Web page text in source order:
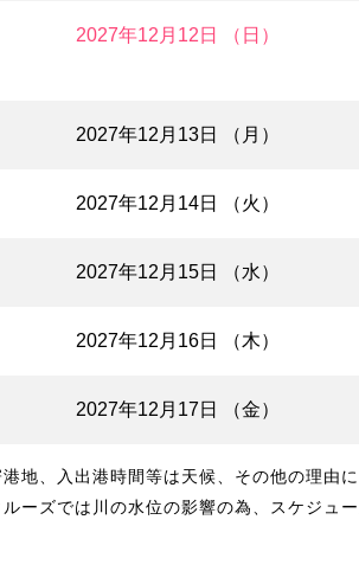
2027年12月12日 （日）
2027年12月13日 （月）
2027年12月14日 （火）
2027年12月15日 （水）
2027年12月16日 （木）
2027年12月17日 （金）
地、入出港時間等は天候、その他の理由
ーズでは川の水位の影響の為、スケジュ